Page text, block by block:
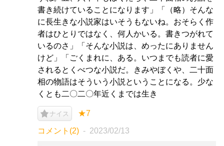
書き続けていることになります」「（略）そんな
に長生きな小説家はいそうもないね。おそらく作
者はひとりではなく、何人かいる。書きつがれて
いるのさ」「そんな小説は、めったにありません
けど」「ごくまれに、ある。いつまでも読者に愛
されるとくべつな小説だ。きみやぼくや、二十面
相の物語はそういう小説ということになる。少な
くとも二〇二〇年近くまでは生き
ナイス ★7
コメント(2) 2023/02/13